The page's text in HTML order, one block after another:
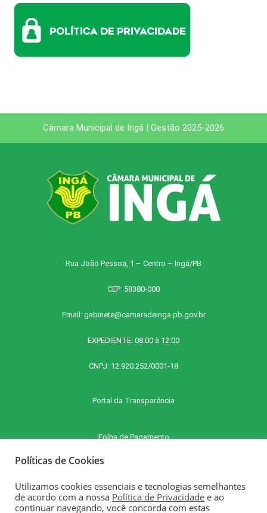
Câmara Municipal de Ingá | Gestão 2025-2026
Rua João Pessoa, 1 – Centro – Ingá/PB
CEP: 58380-000
Email: gabinete@camaradeinga.pb.gov.br
EXPEDIENTE: 08:00 à 12:00
CNPJ: 12.920.252/0001-18
Portal da Transparência
Folha de Pagamento
E-SIC - Serviço Eletrônico de Informações ao Cidadão
Políticas de Cookies
Utilizamos cookies essenciais e tecnologias semelhantes
de acordo com a nossa Política de Privacidade e ao
continuar navegando, você concorda com estas